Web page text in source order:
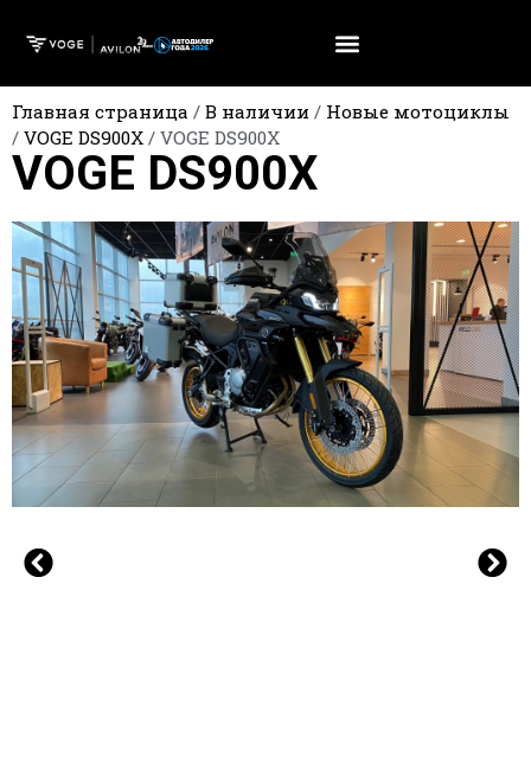
Главная страница / В наличии / Новые мотоциклы
/ VOGE DS900X / VOGE DS900X
VOGE DS900X